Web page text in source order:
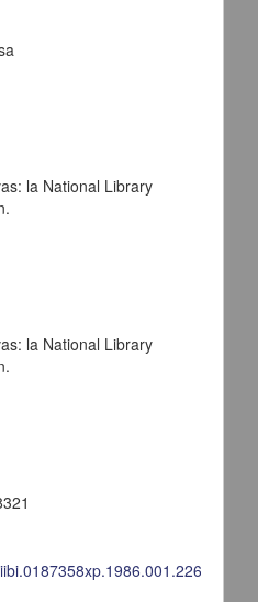
bibliotecológica I y II Curso:
en el área de
I y II Curso: Formadores de
la National Library
la National Library